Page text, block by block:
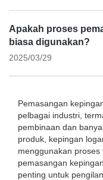
Apakah proses
biasa digunakan?
2025/03/29
Pemasangan
pelbagai industri,
pembinaan dan
produk, kepingan
menggunakan
pemasangan
penting untuk